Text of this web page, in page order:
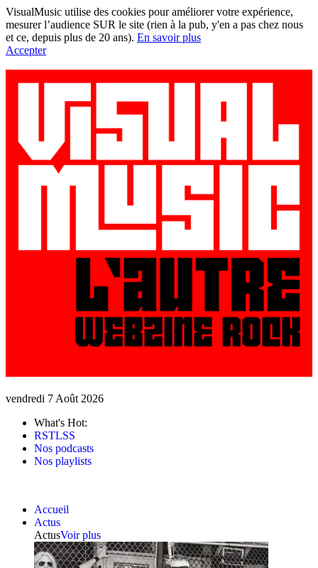
VisualMusic utilise des cookies pour améliorer votre expérience,
mesurer l’audience SUR le site (rien à la pub, y'en a pas chez nous
et ce, depuis plus de 20 ans). En savoir plus
Accepter
vendredi 7 Août 2026
What's Hot:
RSTLSS
Nos podcasts
Nos playlists
Accueil
Actus
ActusVoir plus